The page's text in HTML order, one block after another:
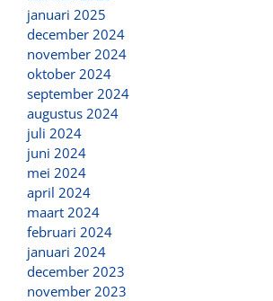
januari 2025
december 2024
november 2024
oktober 2024
september 2024
augustus 2024
juli 2024
juni 2024
mei 2024
april 2024
maart 2024
februari 2024
januari 2024
december 2023
november 2023